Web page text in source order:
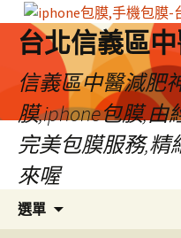
台北信義區
信義區中醫減肥
膜,iphone包膜,
完美包膜服務,
來喔
選單